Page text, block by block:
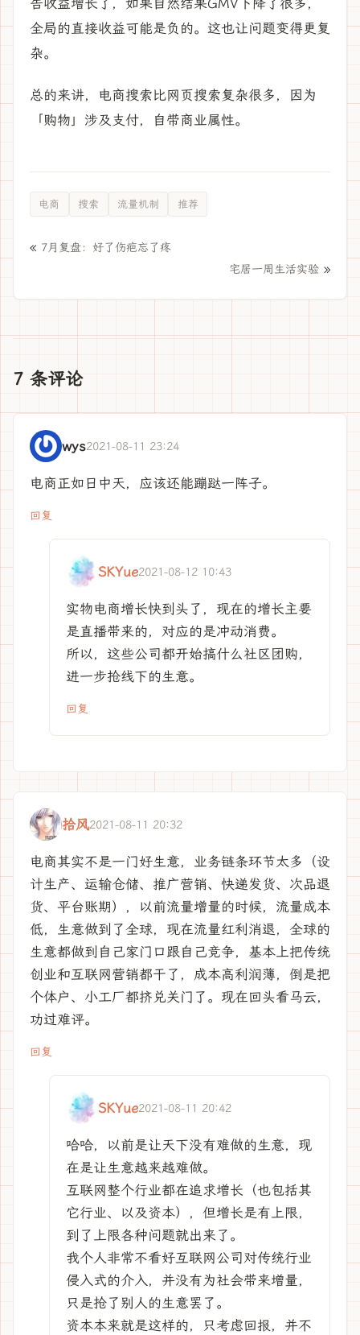
告收益增长了，如果自然结果GMV下降了很多，
全局的直接收益可能是负的。这也让问题变得更复
杂。
总的来讲，电商搜索比网页搜索复杂很多，因为
「购物」涉及支付，自带商业属性。
电商 搜索 流量机制 推荐
« 7月复盘：好了伤疤忘了疼
宅居一周生活实验 »
7 条评论
wys2021-08-11 23:24
电商正如日中天，应该还能蹦跶一阵子。
回复
SKYue2021-08-12 10:43
实物电商增长快到头了，现在的增长主要
是直播带来的，对应的是冲动消费。
所以，这些公司都开始搞什么社区团购，
进一步抢线下的生意。
回复
拾风2021-08-11 20:32
电商其实不是一门好生意，业务链条环节太多（设
计生产、运输仓储、推广营销、快递发货、次品退
货、平台账期），以前流量增量的时候，流量成本
低，生意做到了全球，现在流量红利消退，全球的
生意都做到自己家门口跟自己竞争，基本上把传统
创业和互联网营销都干了，成本高利润薄，倒是把
个体户、小工厂都挤兑关门了。现在回头看马云，
功过难评。
回复
SKYue2021-08-11 20:42
哈哈，以前是让天下没有难做的生意，现
在是让生意越来越难做。
互联网整个行业都在追求增长（也包括其
它行业、以及资本），但增长是有上限，
到了上限各种问题就出来了。
我个人非常不看好互联网公司对传统行业
侵入式的介入，并没有为社会带来增量，
只是抢了别人的生意罢了。
资本本来就是这样的，只考虑回报，并不